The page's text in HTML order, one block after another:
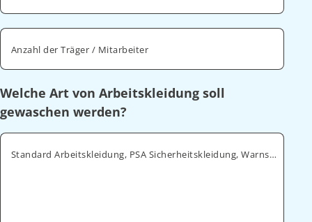
Anzahl der Träger / Mitarbeiter
Welche Art von Arbeitskleidung soll
gewaschen werden?
Standard Arbeitskleidung, PSA Sicherheitskleidung, Warnschutz, ESD